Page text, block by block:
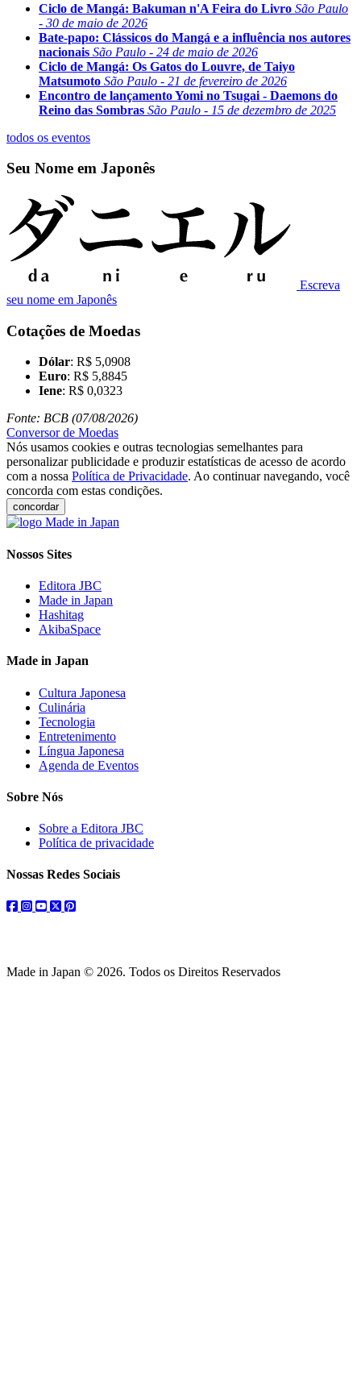
Ciclo de Mangá: Bakuman n'A Feira do Livro São Paulo
- 30 de maio de 2026
Bate-papo: Clássicos do Mangá e a influência nos autores
nacionais São Paulo - 24 de maio de 2026
Ciclo de Mangá: Os Gatos do Louvre, de Taiyo
Matsumoto São Paulo - 21 de fevereiro de 2026
Encontro de lançamento Yomi no Tsugai - Daemons do
Reino das Sombras São Paulo - 15 de dezembro de 2025
todos os eventos
Seu Nome em Japonês
Escreva
seu nome em Japonês
Cotações de Moedas
Dólar: R$ 5,0908
Euro: R$ 5,8845
Iene: R$ 0,0323
Fonte: BCB (07/08/2026)
Conversor de Moedas
Nós usamos cookies e outras tecnologias semelhantes para
personalizar publicidade e produzir estatísticas de acesso de acordo
com a nossa Política de Privacidade. Ao continuar navegando, você
concorda com estas condições.
concordar
Nossos Sites
Editora JBC
Made in Japan
Hashitag
AkibaSpace
Made in Japan
Cultura Japonesa
Culinária
Tecnologia
Entretenimento
Língua Japonesa
Agenda de Eventos
Sobre Nós
Sobre a Editora JBC
Política de privacidade
Nossas Redes Sociais
facebook
instagram
youtube
twitterpinterest
Made in Japan © 2026. Todos os Direitos Reservados